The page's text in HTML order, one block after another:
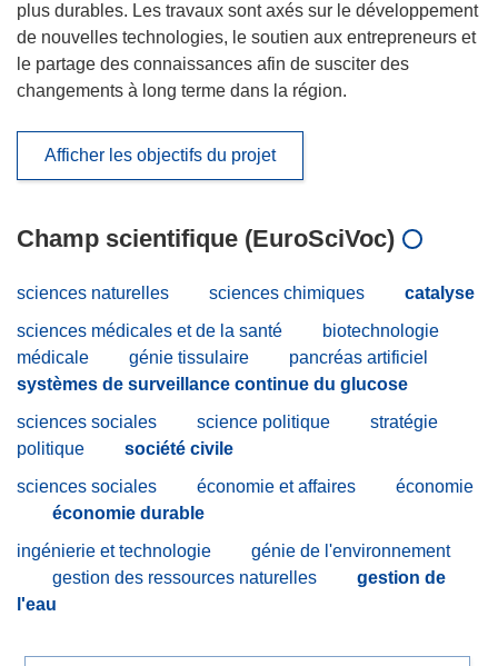
plus durables. Les travaux sont axés sur le développement
de nouvelles technologies, le soutien aux entrepreneurs et
le partage des connaissances afin de susciter des
changements à long terme dans la région.
Afficher les objectifs du projet
Champ scientifique (EuroSciVoc)
sciences naturelles sciences chimiques
catalyse
sciences médicales et de la santé
biotechnologie
médicale
génie tissulaire
pancréas artificiel
systèmes de surveillance continue du glucose
sciences sociales
science politique
stratégie
politique
société civile
sciences sociales
économie et affaires
économie
économie durable
ingénierie et technologie
génie de l'environnement
gestion des ressources naturelles
gestion de
l'eau